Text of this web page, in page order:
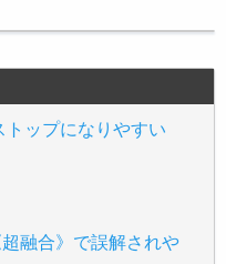
トップになりやすい
融合》で誤解されや